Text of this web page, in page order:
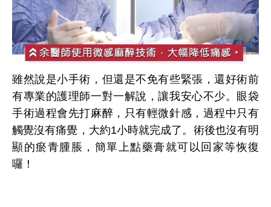
雖然說是小手術，但還是不免有些緊張，還好術前
有專業的護理師一對一解說，讓我安心不少。眼袋
手術過程會先打麻醉，只有輕微針感，過程中只有
觸覺沒有痛覺，大約1小時就完成了。術後也沒有明
顯的瘀青腫脹，簡單上點藥膏就可以回家等恢復
囉！